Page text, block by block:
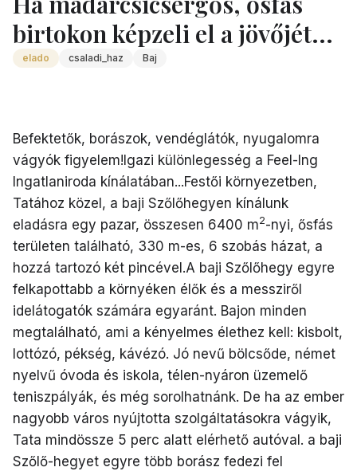
birtokon képzeli el a jövőjét...
elado csaladi_haz Baj
Befektetők, borászok, vendéglátók, nyugalomra
vágyók figyelem!Igazi különlegesség a Feel-Ing
Ingatlaniroda kínálatában...Festői környezetben,
Tatához közel, a baji Szőlőhegyen kínálunk
eladásra egy pazar, összesen 6400 m2-nyi, ősfás
területen található, 330 m-es, 6 szobás házat, a
hozzá tartozó két pincével.A baji Szőlőhegy egyre
felkapottabb a környéken élők és a messziről
idelátogatók számára egyaránt. Bajon minden
megtalálható, ami a kényelmes élethez kell: kisbolt,
lottózó, pékség, kávézó. Jó nevű bölcsőde, német
nyelvű óvoda és iskola, télen-nyáron üzemelő
teniszpályák, és még sorolhatnánk. De ha az ember
nagyobb város nyújtotta szolgáltatásokra vágyik,
Tata mindössze 5 perc alatt elérhető autóval. a baji
Szőlő-hegyet egyre több borász fedezi fel